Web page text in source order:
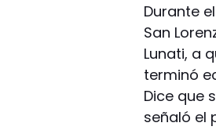
Durante
San
Lunati, a
terminó
Dice que
señaló el